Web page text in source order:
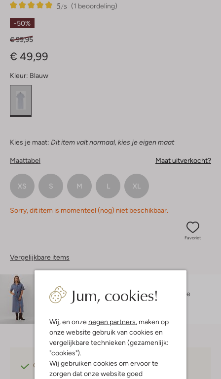
Jum, cookies!
Wij, en onze negen partners , maken op
onze website gebruik van cookies en
vergelijkbare technieken (gezamenlijk:
"cookies").
Wij gebruiken cookies om ervoor te
zorgen dat onze website goed
(1 beoordeling)
5/5
1
5
Sterren
-50%
€ 99,95
€ 49,99
Kleur: Blauw
Kies je maat: Dit item valt normaal, kies je eigen maat
Maattabel Maat uitverkocht?
XS S M L XL
Sorry, dit item is momenteel (nog) niet beschikbaar.
Favoriet
Vergelijkbare items
Isabelle is 1 meter 73 lang en draagt maat S.
De
pasvorm is
getailleerd
Gratis verzendingvanaf €75,-